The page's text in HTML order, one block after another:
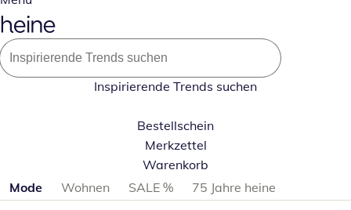
Inspirierende Trends suchen
Bestellschein
Merkzettel
Warenkorb
Produktkategorien überspringen
Mode Wohnen SALE %
75 Jahre heine